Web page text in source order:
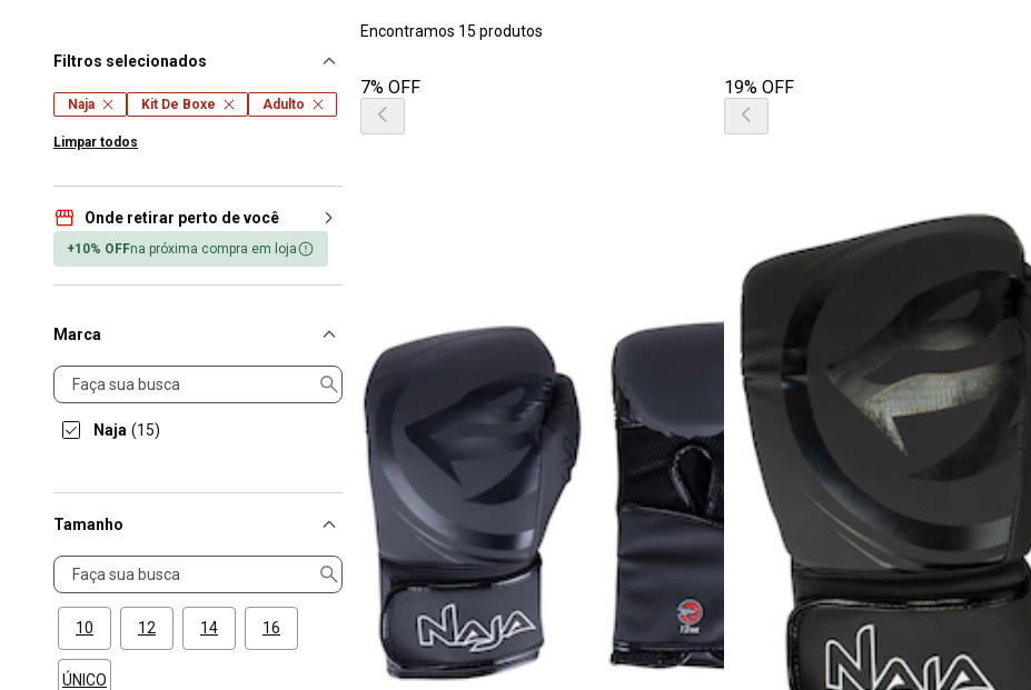
Filtros selecionados
Naja Kit De Boxe Adulto
Limpar todos
Onde retirar perto de você
+10% OFFna próxima compra em loja
Marca
Marca
Naja (15)
Tamanho
Tamanho
10 12 14 16
ÚNICO
Encontramos 15 produtos
7% OFF 19% OFF